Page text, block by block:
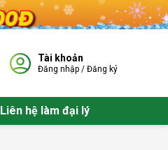
Tài khoản
Đăng nhập / Đăng ký
Liên hệ làm đại lý